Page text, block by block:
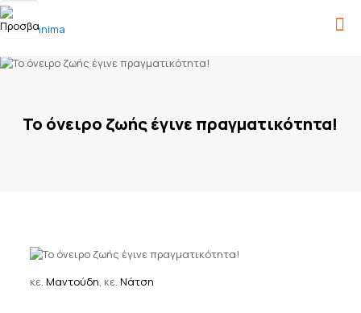
Το όνειρο ζωής έγινε πραγματικότητα!
κε. Μαντούδη, κε. Νάτση